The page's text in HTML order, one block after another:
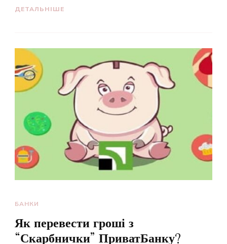
ДЕТАЛЬНІШЕ
БАНКИ
Як перевести гроші з
“Скарбнички” ПриватБанку?